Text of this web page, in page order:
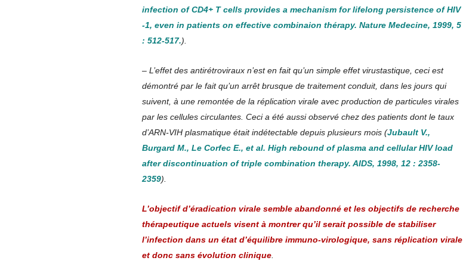
infection of CD4+ T cells provides a mechanism for lifelong persistence of HIV
-1, even in patients on effective combinaion thérapy. Nature Medecine, 1999, 5
: 512-517.).
– L’effet des antirétroviraux n’est en fait qu’un simple effet virustastique, ceci est
démontré par le fait qu’un arrêt brusque de traitement conduit, dans les jours qui
suivent, à une remontée de la réplication virale avec production de particules virales
par les cellules circulantes. Ceci a été aussi observé chez des patients dont le taux
d’ARN-VIH plasmatique était indétectable depuis plusieurs mois (Jubault V.,
Burgard M., Le Corfec E., et al. High rebound of plasma and cellular HIV load
after discontinuation of triple combination therapy. AIDS, 1998, 12 : 2358-
2359).
L’objectif d’éradication virale semble abandonné et les objectifs de recherche
thérapeutique actuels visent à montrer qu’il serait possible de stabiliser
l’infection dans un état d’équilibre immuno-virologique, sans réplication virale
et donc sans évolution clinique.